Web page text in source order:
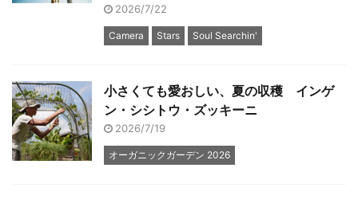
2026/7/22
Camera Stars Soul Searchin'
小さくても愛おしい、夏の収穫 インゲ
ン・シシトウ・ズッキーニ
2026/7/19
オーガニックガーデン 2026